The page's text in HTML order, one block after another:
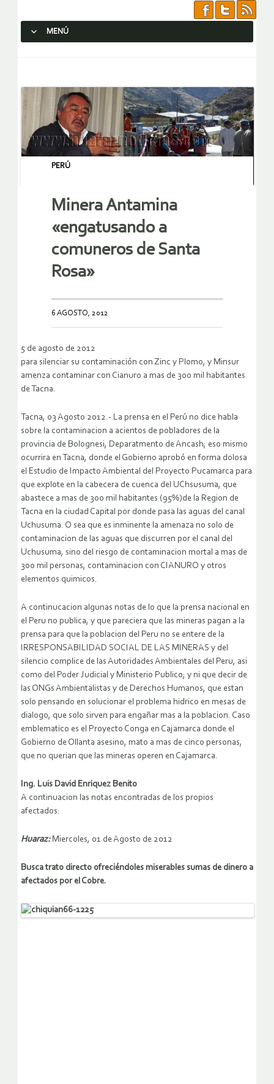
MENÚ
PERÚ
Minera Antamina
«engatusando a
comuneros de Santa
Rosa»
6 AGOSTO, 2012
5 de agosto de 2012
para silenciar su contaminación con Zinc y Plomo, y Minsur
amenza contaminar con Cianuro a mas de 300 mil habitantes
de Tacna.
Tacna, 03 Agosto 2012.- La prensa en el Perú no dice habla
sobre la contaminacion a acientos de pobladores de la
provincia de Bolognesi, Deparatmento de Ancash; eso mismo
ocurrira en Tacna, donde el Gobierno aprobó en forma dolosa
el Estudio de Impacto Ambiental del Proyecto Pucamarca para
que explote en la cabecera de cuenca del UChsusuma, que
abastece a mas de 300 mil habitantes (95%)de la Region de
Tacna en la ciudad Capital por donde pasa las aguas del canal
Uchusuma. O sea que es inminente la amenaza no solo de
contaminacion de las aguas que discurren por el canal del
Uchusuma, sino del riesgo de contaminacion mortal a mas de
300 mil personas, contaminacion con CIANURO y otros
elementos quimicos.
A continucacion algunas notas de lo que la prensa nacional en
el Peru no publica, y que pareciera que las mineras pagan a la
prensa para que la poblacion del Peru no se entere de la
IRRESPONSABILIDAD SOCIAL DE LAS MINERAS y del
silencio complice de las Autoridades Ambientales del Peru, asi
como del Poder Judicial y Ministerio Publico; y ni que decir de
las ONGs Ambientalistas y de Derechos Humanos, que estan
solo pensando en solucionar el problema hidrico en mesas de
dialogo, que solo sirven para engañar mas a la poblacion. Caso
emblematico es el Proyecto Conga en Cajamarca donde el
Gobierno de Ollanta asesino, mato a mas de cinco personas,
que no querian que las mineras operen en Cajamarca.
Ing. Luis David Enriquez Benito
A continuacion las notas encontradas de los propios
afectados:
Huaraz:Miercoles, 01 de Agosto de 2012
Busca trato directo ofreciéndoles miserables sumas de dinero a
afectados por el Cobre.